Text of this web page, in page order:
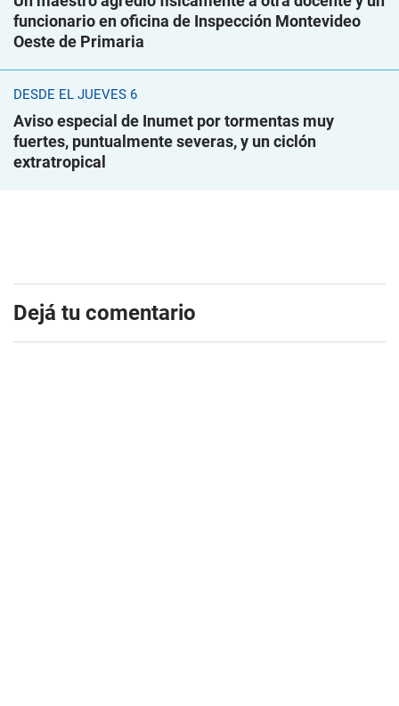
funcionario en oficina de Inspección Montevideo
Oeste de Primaria
DESDE EL JUEVES 6
Aviso especial de Inumet por tormentas muy
fuertes, puntualmente severas, y un ciclón
extratropical
Dejá tu comentario